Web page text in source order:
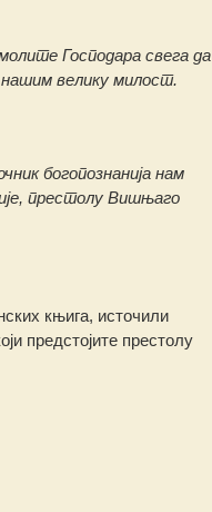
Господара свега да
нашим велику милост.
богопознанија нам
престолу Вишњаго
књига, источили
предстојите престолу